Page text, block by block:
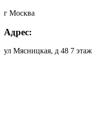
г Москва
Адрес:
ул Мясницкая, д 48 7 этаж